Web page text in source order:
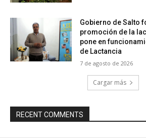
Gobierno de Salto
promoción de la
pone en
de Lactancia
7 de agosto de 2026
Cargar más
RECENT COMMENTS